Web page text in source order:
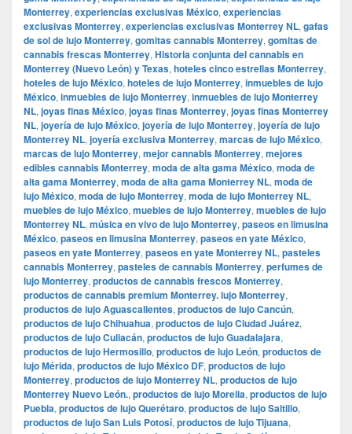
Monterrey, experiencias exclusivas México, experiencias
exclusivas Monterrey, experiencias exclusivas Monterrey NL, gafas
de sol de lujo Monterrey, gomitas cannabis Monterrey, gomitas de
cannabis frescas Monterrey, Historia conjunta del cannabis en
Monterrey (Nuevo León) y Texas, hoteles cinco estrellas Monterrey,
hoteles de lujo México, hoteles de lujo Monterrey, inmuebles de lujo
México, inmuebles de lujo Monterrey, inmuebles de lujo Monterrey
NL, joyas finas México, joyas finas Monterrey, joyas finas Monterrey
NL, joyería de lujo México, joyería de lujo Monterrey, joyería de lujo
Monterrey NL, joyería exclusiva Monterrey, marcas de lujo México,
marcas de lujo Monterrey, mejor cannabis Monterrey, mejores
edibles cannabis Monterrey, moda de alta gama México, moda de
alta gama Monterrey, moda de alta gama Monterrey NL, moda de
lujo México, moda de lujo Monterrey, moda de lujo Monterrey NL,
muebles de lujo México, muebles de lujo Monterrey, muebles de lujo
Monterrey NL, música en vivo de lujo Monterrey, paseos en limusina
México, paseos en limusina Monterrey, paseos en yate México,
paseos en yate Monterrey, paseos en yate Monterrey NL, pasteles
cannabis Monterrey, pasteles de cannabis Monterrey, perfumes de
lujo Monterrey, productos de cannabis frescos Monterrey,
productos de cannabis premium Monterrey. lujo Monterrey,
productos de lujo Aguascalientes, productos de lujo Cancún,
productos de lujo Chihuahua, productos de lujo Ciudad Juárez,
productos de lujo Culiacán, productos de lujo Guadalajara,
productos de lujo Hermosillo, productos de lujo León, productos de
lujo Mérida, productos de lujo México DF, productos de lujo
Monterrey, productos de lujo Monterrey NL, productos de lujo
Monterrey Nuevo León., productos de lujo Morelia, productos de lujo
Puebla, productos de lujo Querétaro, productos de lujo Saltillo,
productos de lujo San Luis Potosí, productos de lujo Tijuana,